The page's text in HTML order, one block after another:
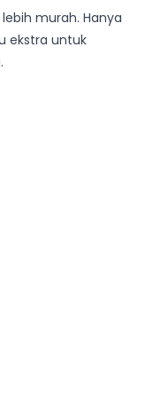
murah. Hanya
ekstra untuk